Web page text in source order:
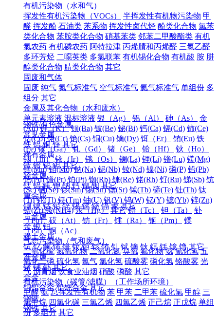
有机污染物（水和气）
挥发性有机污染物（VOCs）
半挥发性有机物污染物 甲
醛 挥发酚 石油类 苯系物 挥发性卤代烃 酚类化合物 氯苯
类化合物 苯胺类化合物 硝基苯类 邻苯二甲酸酯类 有机
氯农药 有机磷农药 阿特拉津 丙烯腈和丙烯醛 三氯乙醛
多环芳烃 二噁英类 多氯联苯 有机锡化合物 有机酸 胺 肼
醇类化合物 腈类化合物 其它
固废和气体
固废 纯气 氮气标准气 空气标准气 氦气标准气 单组份 多
组分 其它
金属及其化合物（水和废水）
单元素溶液 混标溶液 银（Ag） 铝（Al） 砷（As）
金
(Au) 钾（K） 钡(Ba) 铍(Be) 铋(Bi) 钙(Ca) 镉(Cd) 铈(Ce)
钴(Co) 铬(Cr) 铯(Cs) 铜(Cu) 镝(Dy) 铒（Er） 铕(Eu) 铁
(Fe) 镓（Ga） 钆（Gd） 锗（Ge） 铪（Hf）
钬（Ho）
铟（In） 铱（Ir） 锇（Os） 镧(La) 锂(Li) 镥(Lu) 镁(Mg)
锰(Mn) 钼(Mo) 钠(Na) 铌(Nb) 钕(Nd) 镍(Ni) 磷(P) 铅(Pb)
钯(Pd) 镨(Pr) 铂(Pt) 铷(Rb) 铼(Re) 铑(Rh) 钌(Ru) 锑(Sb) 钪
(Sc) 硒(Se) 钐(Sm) 锡(Sn) 锶(Sr) 铽(Tb) 碲(Te) 钍(Th) 钛
(Ti) 铊(Tl) 铥(Tm) 铀(U) 钒(V) 钨(W) 钇(Y) 镱(Yb) 锌(Zn)
锆(Zr) 铵(NH4) 汞（Hg） 其它 锝（Tc） 钽（Ta）
钋
（Po） 砹（At） 钫（Fr） 镭（Ra） 钷（Pm）
镤
（Pa） 锕（Ac）
气态污染物（气和废气）
二氧化硫 氮氧化物 二氧化氮 臭氧 氟化物 氨 氰化氢 五
氧化二磷 硫化氢 氯气 氯化氢 硫酸雾 磷化氢 铬酸雾 光
气 沥青烟 饮食业油烟 硝酸 磷酸 其它
有机污染物（碳管/滤膜）（工作场所环境）
甲醛 氨 总挥发性有机物 苯 甲苯 二甲苯 硫化氢 甲醇 三
氯甲烷 四氯化碳 三氯乙烯 四氯乙烯 正己烷 正戊烷 单组
份 多组分 其它
钢铁/有色金属
常见金属
铁 铝 铜 锌 其它
稀有金属
锆 铪 铌 钽 其它
轻金属
钛 铝 镁 钾 钠 钙 锶 钡 其它
重金属
铜 镍 钴 铅 锌 锡 锑 铋 镉 汞 其它
贵金属
金 银 铂
稀土金属
钪 钇 镧 铈 镨 钕 钷 钐 铕 钆 铽 镝 钬 铒 铥 镱 镥 其它
准金属
锗 锑 钋 其它
合金
铜铅合金 铅钯合金 其它
钢铁
钢铁 其它